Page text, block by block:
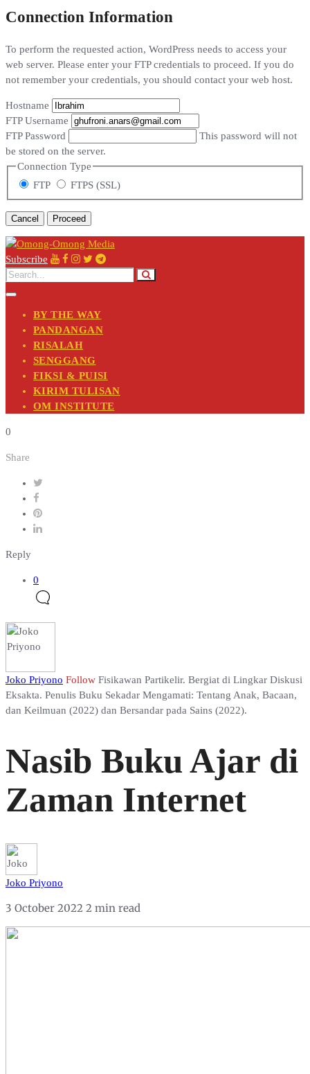
Connection Information
To perform the requested action, WordPress needs to access your
web server. Please enter your FTP credentials to proceed. If you do
not remember your credentials, you should contact your web host.
Hostname
FTP Username
FTP Password
This password will not
be stored on the server.
Connection Type
FTP
FTPS (SSL)
Cancel
Subscribe
BY THE WAY
PANDANGAN
RISALAH
SENGGANG
FIKSI & PUISI
KIRIM TULISAN
OM INSTITUTE
0
Share
Reply
0
Joko Priyono Follow Fisikawan Partikelir. Bergiat di Lingkar Diskusi
Eksakta. Penulis Buku Sekadar Mengamati: Tentang Anak, Bacaan,
dan Keilmuan (2022) dan Bersandar pada Sains (2022).
Nasib Buku Ajar di
Zaman Internet
Joko Priyono
3 October 2022 2 min read